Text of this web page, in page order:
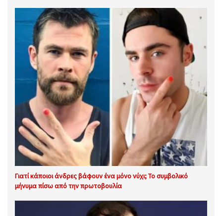
Γιατί κάποιοι άνδρες βάφουν ένα μόνο νύχι; Το συμβολικό
μήνυμα πίσω από την πρωτοβουλία